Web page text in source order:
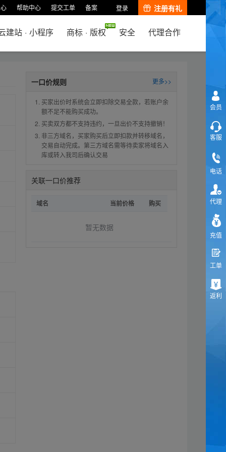
帮助中心 提交工单 备案 登录 注册有礼
建站 · 小程序 商标 · 版权 安全 代理合作
一口价规则 更多>>
买家出价时系统会立即扣除交易全款，若账户余
额不足不能购买成功。
买卖双方都不支持违约，一旦出价不支持撤销！
非三方域名，买家购买后立即扣款并转移域名，
交易自动完成。第三方域名需等待卖家将域名入
库或转入我司后确认交易
关联一口价推荐
域名 当前价格 购买
暂无数据
会员
客服
电话
代理
充值
工单
返利